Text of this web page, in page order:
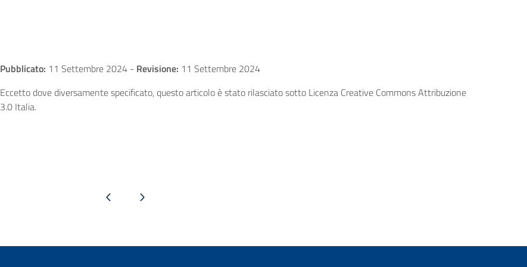
Pubblicato: 11 Settembre 2024 - Revisione: 11 Settembre 2024
Eccetto dove diversamente specificato, questo articolo è stato rilasciato sotto Licenza Creative Commons Attribuzione
3.0 Italia.
Pagina precedentePagina successiva